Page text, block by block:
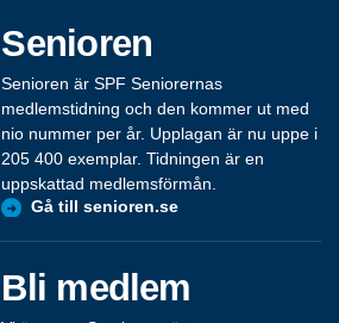
Senioren
Senioren är SPF Seniorernas
medlemstidning och den kommer ut med
nio nummer per år. Upplagan är nu uppe i
205 400 exemplar. Tidningen är en
uppskattad medlemsförmån.
Gå till senioren.se
Bli medlem